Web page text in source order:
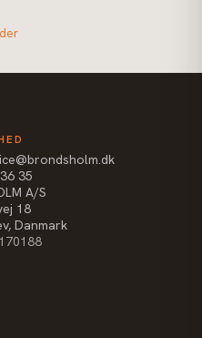
35
A/S
18
Danmark